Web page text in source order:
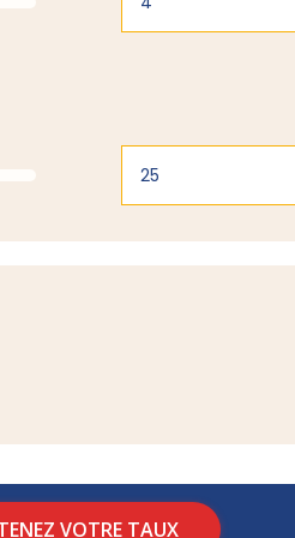
VOTRE TAUX